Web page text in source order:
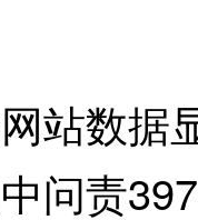
数据
问责